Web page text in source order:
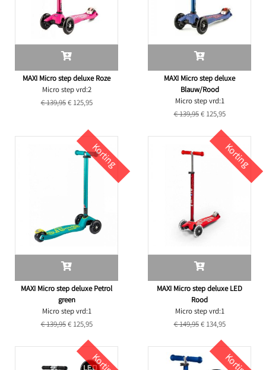
MAXI Micro step deluxe Roze
Micro step vrd:2
€ 139,95€ 125,95
MAXI Micro step deluxe
Blauw/Rood
Micro step vrd:1
€ 139,95€ 125,95
Korting
MAXI Micro step deluxe Petrol
green
Micro step vrd:1
€ 139,95€ 125,95
Korting
MAXI Micro step deluxe LED
Rood
Micro step vrd:1
€ 149,95€ 134,95